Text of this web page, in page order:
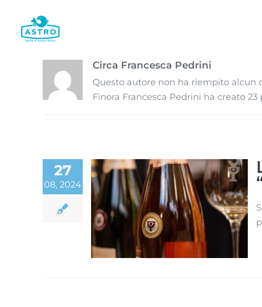
contenuto
Circa Francesca Pedrini
Questo autore non ha riempito alcun
Finora Francesca Pedrini ha creato 23
27
08, 2024
Le Trote Astro si
aggiudicano 5 premi da
“The WineHunter Award”